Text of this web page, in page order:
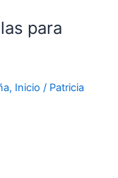
para
, Inicio / Patricia